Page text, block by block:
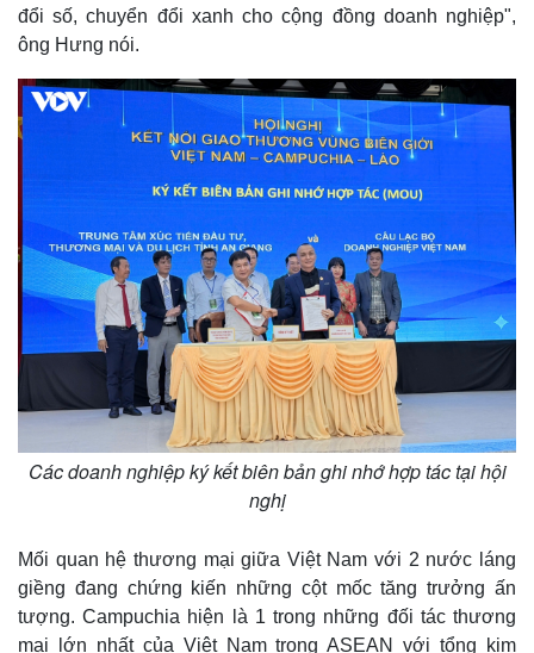
đổi số, chuyển đổi xanh cho cộng đồng doanh nghiệp",
ông Hưng nói.
Các doanh nghiệp ký kết biên bản ghi nhớ hợp tác tại hội
nghị
Mối quan hệ thương mại giữa Việt Nam với 2 nước láng
giềng đang chứng kiến những cột mốc tăng trưởng ấn
tượng. Campuchia hiện là 1 trong những đối tác thương
mại lớn nhất của Việt Nam trong ASEAN với tổng kim